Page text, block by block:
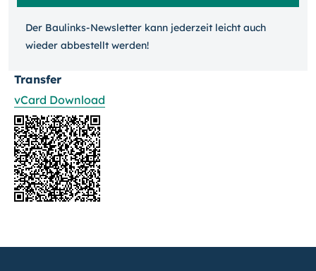
Der Baulinks-Newsletter kann jeder­zeit leicht auch
wieder ab­bestellt werden!
Transfer
vCard Download